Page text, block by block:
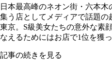
日本最高峰のネオン街・六本
集う店としてメディアで話題
東京。S級美女たちの意外な素
なえるためにはお店で1位を獲
記事の続きを見る